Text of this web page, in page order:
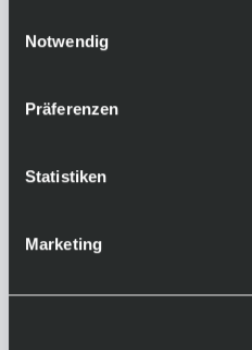
Notwendig
Präferenzen
Statistiken
Marketing
Santa Cruz Megatower
2.999,50 €
Lieferzeit: 4-10 Tage